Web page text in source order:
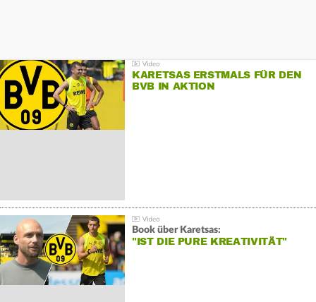
KARETSAS ERSTMALS FÜR DEN
BVB IN AKTION
Book über Karetsas:
"IST DIE PURE KREATIVITÄT"